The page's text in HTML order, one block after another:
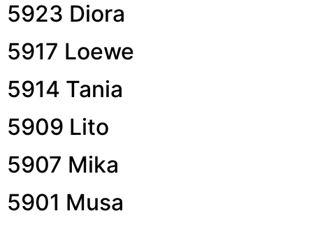
5923 Diora
5917 Loewe
5914 Tania
5909 Lito
5907 Mika
5901 Musa